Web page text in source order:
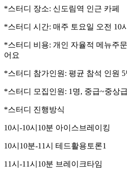
*스터디 장소: 신도림역 인근 카페
*스터디 시간: 매주 토요일 오전 10
*스터디 비용: 개인 자율적 메뉴주
어요
*스터디 참가인원: 평균 참석 인원 5
*스터디 모집인원: 1명, 중급~중상급
*스터디 진행방식
10시-10시10분 아이스브레이킹
10시10분-11시 테드활용토론1
11시-11시10분 브레이크타임